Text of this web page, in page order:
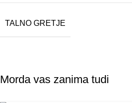
TALNO GRETJE
Morda vas zanima tudi